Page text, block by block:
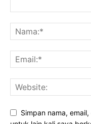
Simpan nama,